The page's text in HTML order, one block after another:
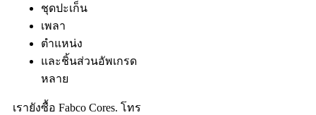
ชุดปะเก็น
เพลา
ตำแหน่ง
และชิ้นส่วนอัพเกรด
หลาย
เรายังซื้อ Fabco Cores. โทร